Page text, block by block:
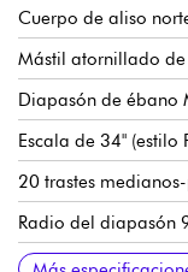
Cuerpo de aliso
Mástil atornillado de
Diapasón de ébano
Escala de 34" (estilo
20 trastes
Radio del diapasón
Ancho del mástil 1er
Pastillas Sire
Electrónica Sire
Volumen/Tono,
Puente para bajo
Clavijas de
Cejuela de hueso
Acabado brillante
Acabado mástil